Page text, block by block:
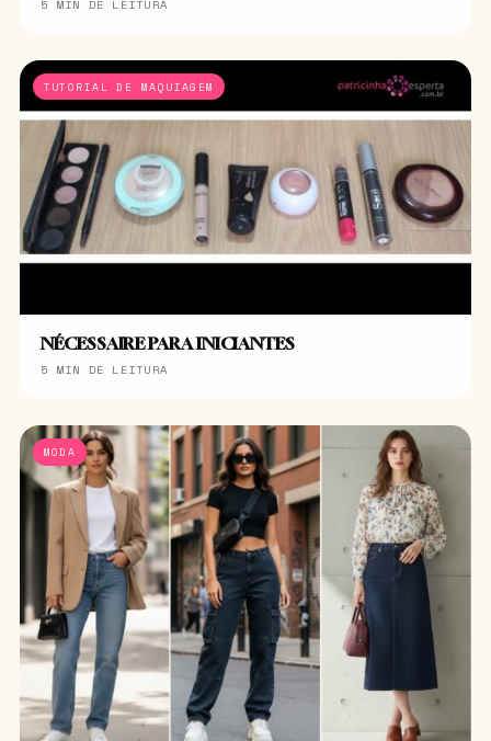
5 MIN DE LEITURA
TUTORIAL DE MAQUIAGEM
NÉCESSAIRE PARA INICIANTES
5 MIN DE LEITURA
MODA